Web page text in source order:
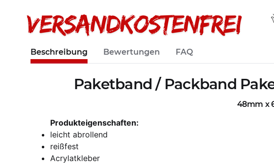
Beschreibung Bewertungen FAQ
Paketband / Packband
48mm x
Produkteigenschaften:
leicht abrollend
reißfest
Acrylatkleber